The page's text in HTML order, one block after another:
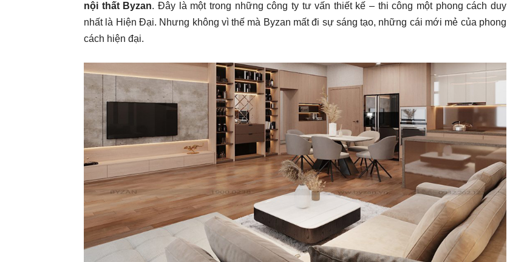
nội thất Byzan. Đây là một trong những công ty tư vấn thiết kế – thi công một phong cách duy
nhất là Hiện Đại. Nhưng không vì thế mà Byzan mất đi sự sáng tạo, những cái mới mẻ của phong
cách hiện đại.